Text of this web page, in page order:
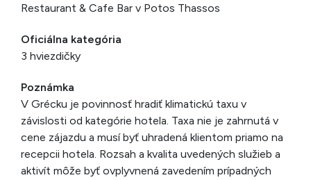
Restaurant & Cafe Bar v Potos Thassos
Oficiálna kategória
3 hviezdičky
Poznámka
V Grécku je povinnosť hradiť klimatickú taxu v
závislosti od kategórie hotela. Taxa nie je zahrnutá v
cene zájazdu a musí byť uhradená klientom priamo na
recepcii hotela. Rozsah a kvalita uvedených služieb a
aktivít môže byť ovplyvnená zavedením prípadných